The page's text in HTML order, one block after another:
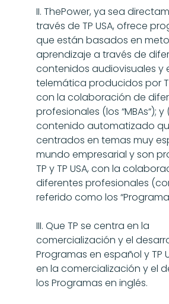
II. ThePower, ya sea
través de TP USA, ofrece
que están basados en
aprendizaje a través de
contenidos audiovisuales y
telemática producidos por
con la colaboración de
profesionales (los “MBAs“); y
contenido automatizado
centrados en temas muy
mundo empresarial y son
TP y TP USA, con la
diferentes profesionales
referido como los
III. Que TP se centra en la
comercialización y el
Programas en español y TP
en la comercialización y el
los Programas en inglés.